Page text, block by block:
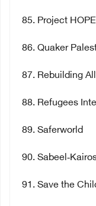
85. Project HOPE
86. Quaker
87. Rebuilding
88. Refugees
89. Saferworld
90. Sabeel‐
91 . Save the